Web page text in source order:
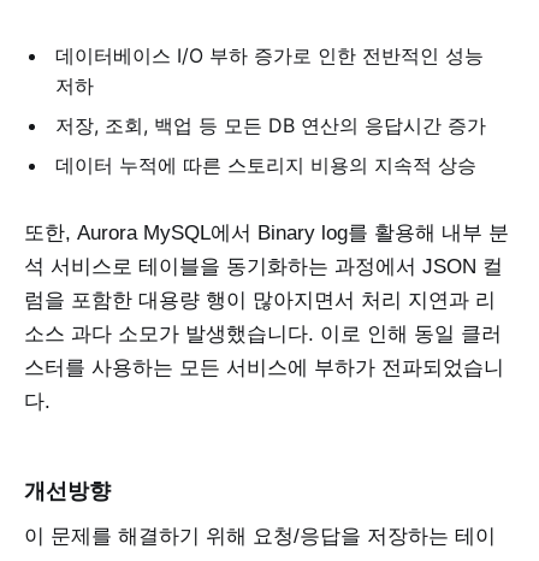
데이터베이스 I/O 부하 증가로 인한 전반적인 성능
저하
저장, 조회, 백업 등 모든 DB 연산의 응답시간 증가
데이터 누적에 따른 스토리지 비용의 지속적 상승
또한, Aurora MySQL에서 Binary log를 활용해 내부 분
석 서비스로 테이블을 동기화하는 과정에서 JSON 컬
럼을 포함한 대용량 행이 많아지면서 처리 지연과 리
소스 과다 소모가 발생했습니다. 이로 인해 동일 클러
스터를 사용하는 모든 서비스에 부하가 전파되었습니
다.
개선방향
이 문제를 해결하기 위해 요청/응답을 저장하는 테이